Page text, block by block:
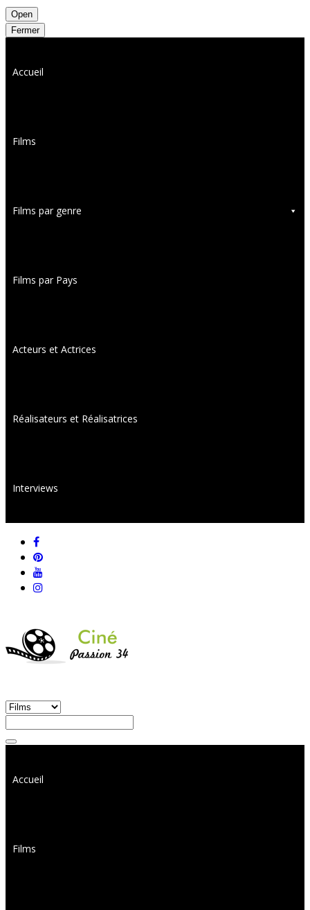
Open
Fermer
Accueil
Films
Films par genre
Films par Pays
Acteurs et Actrices
Réalisateurs et Réalisatrices
Interviews
Accueil
Films